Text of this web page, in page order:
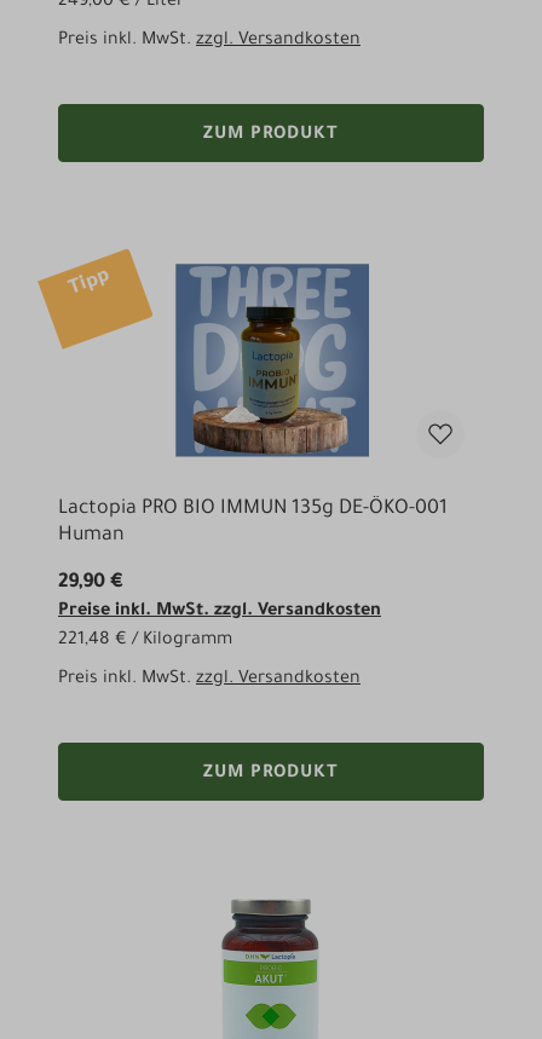
Preis inkl. MwSt. zzgl. Versandkosten
ZUM PRODUKT
Tipp
Lactopia PRO BIO IMMUN 135g DE-ÖKO-001
Human
29,90 €
Preise inkl. MwSt. zzgl. Versandkosten
221,48 € / Kilogramm
Preis inkl. MwSt. zzgl. Versandkosten
ZUM PRODUKT